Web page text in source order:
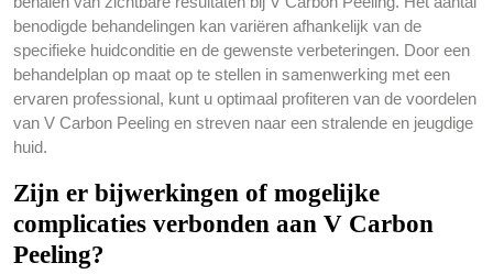
benodigde behandelingen kan variëren afhankelijk van de
specifieke huidconditie en de gewenste verbeteringen. Door een
behandelplan op maat op te stellen in samenwerking met een
ervaren professional, kunt u optimaal profiteren van de voordelen
van V Carbon Peeling en streven naar een stralende en jeugdige
huid.
Zijn er bijwerkingen of mogelijke
complicaties verbonden aan V Carbon
Peeling?